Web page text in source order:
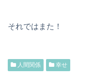
それではまた！
人間関係 幸せ